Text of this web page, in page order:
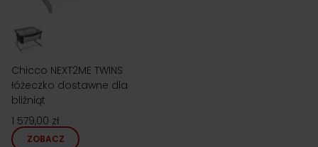
Chicco NEXT2ME TWINS
łóżeczko dostawne dla
bliźniąt
1 579,00 zł
ZOBACZ